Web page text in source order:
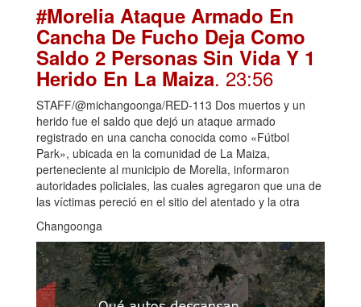
#Morelia Ataque Armado En
Cancha De Fucho Deja Como
Saldo 2 Personas Sin Vida Y 1
Herido En La Maiza. 23:56
STAFF/@michangoonga/RED-113 Dos muertos y un
herido fue el saldo que dejó un ataque armado
registrado en una cancha conocida como «Fútbol
Park», ubicada en la comunidad de La Maiza,
perteneciente al municipio de Morelia, informaron
autoridades policiales, las cuales agregaron que una de
las víctimas pereció en el sitio del atentado y la otra
Changoonga